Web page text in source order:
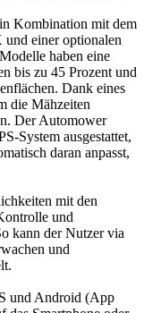
Kombination mit dem
einer optionalen
haben eine
bis zu 45 Prozent und
Dank eines
die Mähzeiten
Der Automower
System ausgestattet,
daran anpasst,
mit den
und
kann der Nutzer via
und
und Android (App